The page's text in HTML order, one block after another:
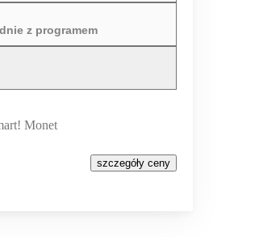
z programem
Monet
szczegóły ceny